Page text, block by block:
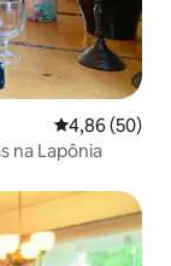
4,86 de uma
4,86 (50)
na Lapônia